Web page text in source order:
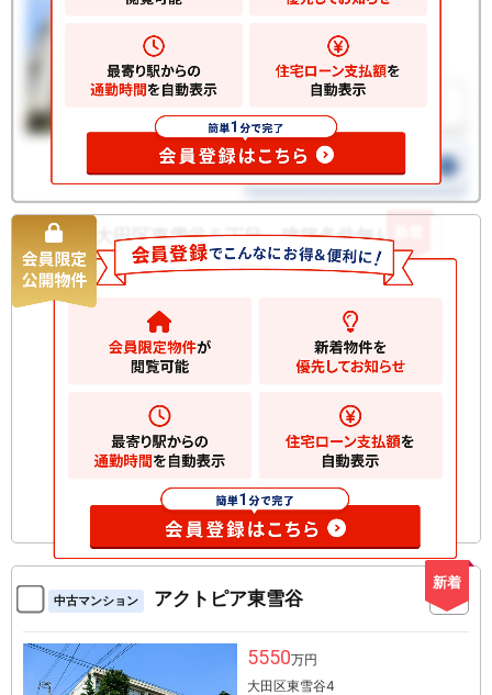
大田区東雪谷５丁目 建築条件無し土地
84.00m
お気に入りに追加
新着
中古マンション アクトピア東雪谷
5550万円
大田区東雪谷4